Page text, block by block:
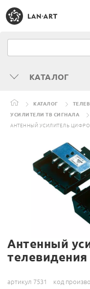
КАТАЛОГ
КАТАЛОГ
УСИЛИТЕЛИ ТВ СИГНАЛА
АНТЕННЫЙ УСИЛИТЕЛЬ
Антенный
артикул 7531 код